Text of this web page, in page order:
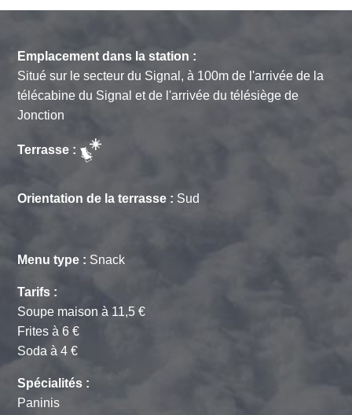
Emplacement dans la station :
Situé sur le secteur du Signal, à 100m de l'arrivée de la
télécabine du Signal et de l'arrivée du télésiège de
Jonction
Terrasse :
Orientation de la terrasse : Sud
Menu type : Snack
Tarifs :
Soupe maison à 11,5 €
Frites à 6 €
Soda à 4 €
Spécialités :
Paninis